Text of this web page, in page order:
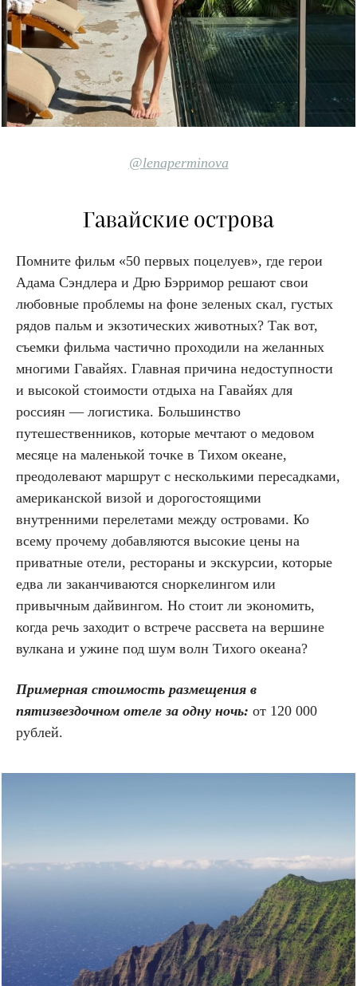
@lenaperminova
Гавайские острова
Помните фильм «50 первых поцелуев», где герои
Адама Сэндлера и Дрю Бэрримор решают свои
любовные проблемы на фоне зеленых скал, густых
рядов пальм и экзотических животных? Так вот,
съемки фильма частично проходили на желанных
многими Гавайях. Главная причина недоступности
и высокой стоимости отдыха на Гавайях для
россиян — логистика. Большинство
путешественников, которые мечтают о медовом
месяце на маленькой точке в Тихом океане,
преодолевают маршрут с несколькими пересадками,
американской визой и дорогостоящими
внутренними перелетами между островами. Ко
всему прочему добавляются высокие цены на
приватные отели, рестораны и экскурсии, которые
едва ли заканчиваются сноркелингом или
привычным дайвингом. Но стоит ли экономить,
когда речь заходит о встрече рассвета на вершине
вулкана и ужине под шум волн Тихого океана?
Примерная стоимость размещения в
пятизвездочном отеле за одну ночь: от 120 000
рублей.